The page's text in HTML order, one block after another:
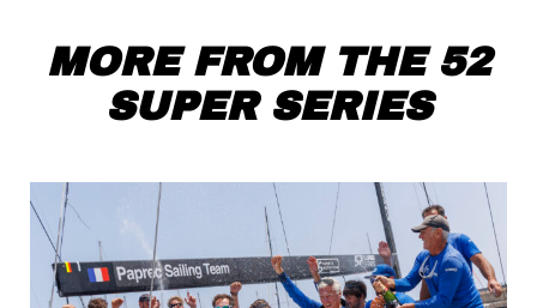
MORE FROM THE 52
SUPER SERIES